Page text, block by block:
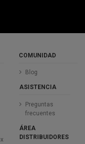
COMUNIDAD
Blog
ASISTENCIA
Preguntas
frecuentes
ÁREA
DISTRIBUIDORES